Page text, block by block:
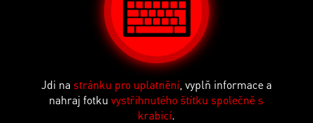
Jdi na stránku pro uplatnění, vyplň informace a
nahraj fotkuvystřihnutého štítku společně s
krabicí.